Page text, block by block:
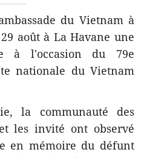
du Vietnam à
août à La Havane une
à l'occasion du 79e
nationale du Vietnam
la communauté des
les invité ont observé
en mémoire du défunt